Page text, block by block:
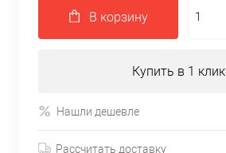
В корзину
Купить в 1 клик
Нашли дешевле
Рассчитать доставку